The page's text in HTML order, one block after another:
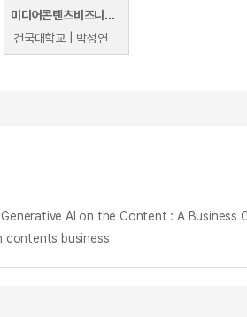
미디어콘텐츠비즈니스모델2
건국대학교 | 박성연
of Generative AI on the Content : A
contents business